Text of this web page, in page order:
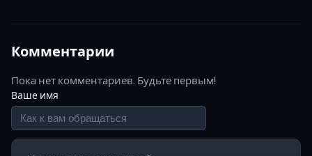
Комментарии
Пока нет комментариев. Будьте первым!
Ваше имя